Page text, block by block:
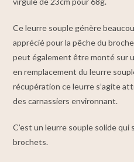
Ce leurre souple génère
apprécié pour la pêche du
peut également être monté sur
en remplacement du leurre
récupération ce leurre s’agite
des carnassiers environnant.
C’est un leurre souple solide
brochets.